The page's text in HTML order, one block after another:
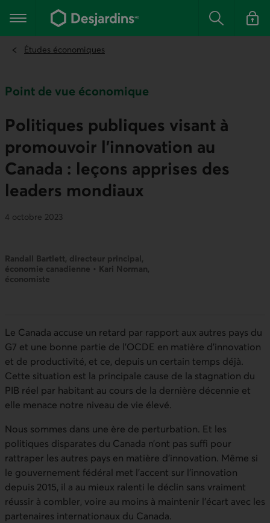
contenu
Menu principal Rechercher
Se
Études économiques
Point de vue économique
Politiques publiques visant à
promouvoir l’innovation au
Canada : leçons apprises des
leaders mondiaux
4 octobre 2023
Randall Bartlett, directeur principal,
économie canadienne • Kari Norman,
économiste
Le Canada accuse un retard par rapport aux autres pays du
G7 et une bonne partie de l’OCDE en matière d’innovation
et de productivité, et ce, depuis un certain temps déjà.
Cette situation est la principale cause de la stagnation du
PIB réel par habitant au cours de la dernière décennie et
elle menace notre niveau de vie élevé.
Nous sommes dans une ère de perturbation. Et les
politiques disparates du Canada n’ont pas suffi pour
rattraper les autres pays en matière d’innovation. Même si
le gouvernement fédéral met l’accent sur l’innovation
depuis 2015, il a au mieux ralenti le déclin sans vraiment
réussir à combler, voire au moins à maintenir l’écart avec les
partenaires internationaux du Canada.